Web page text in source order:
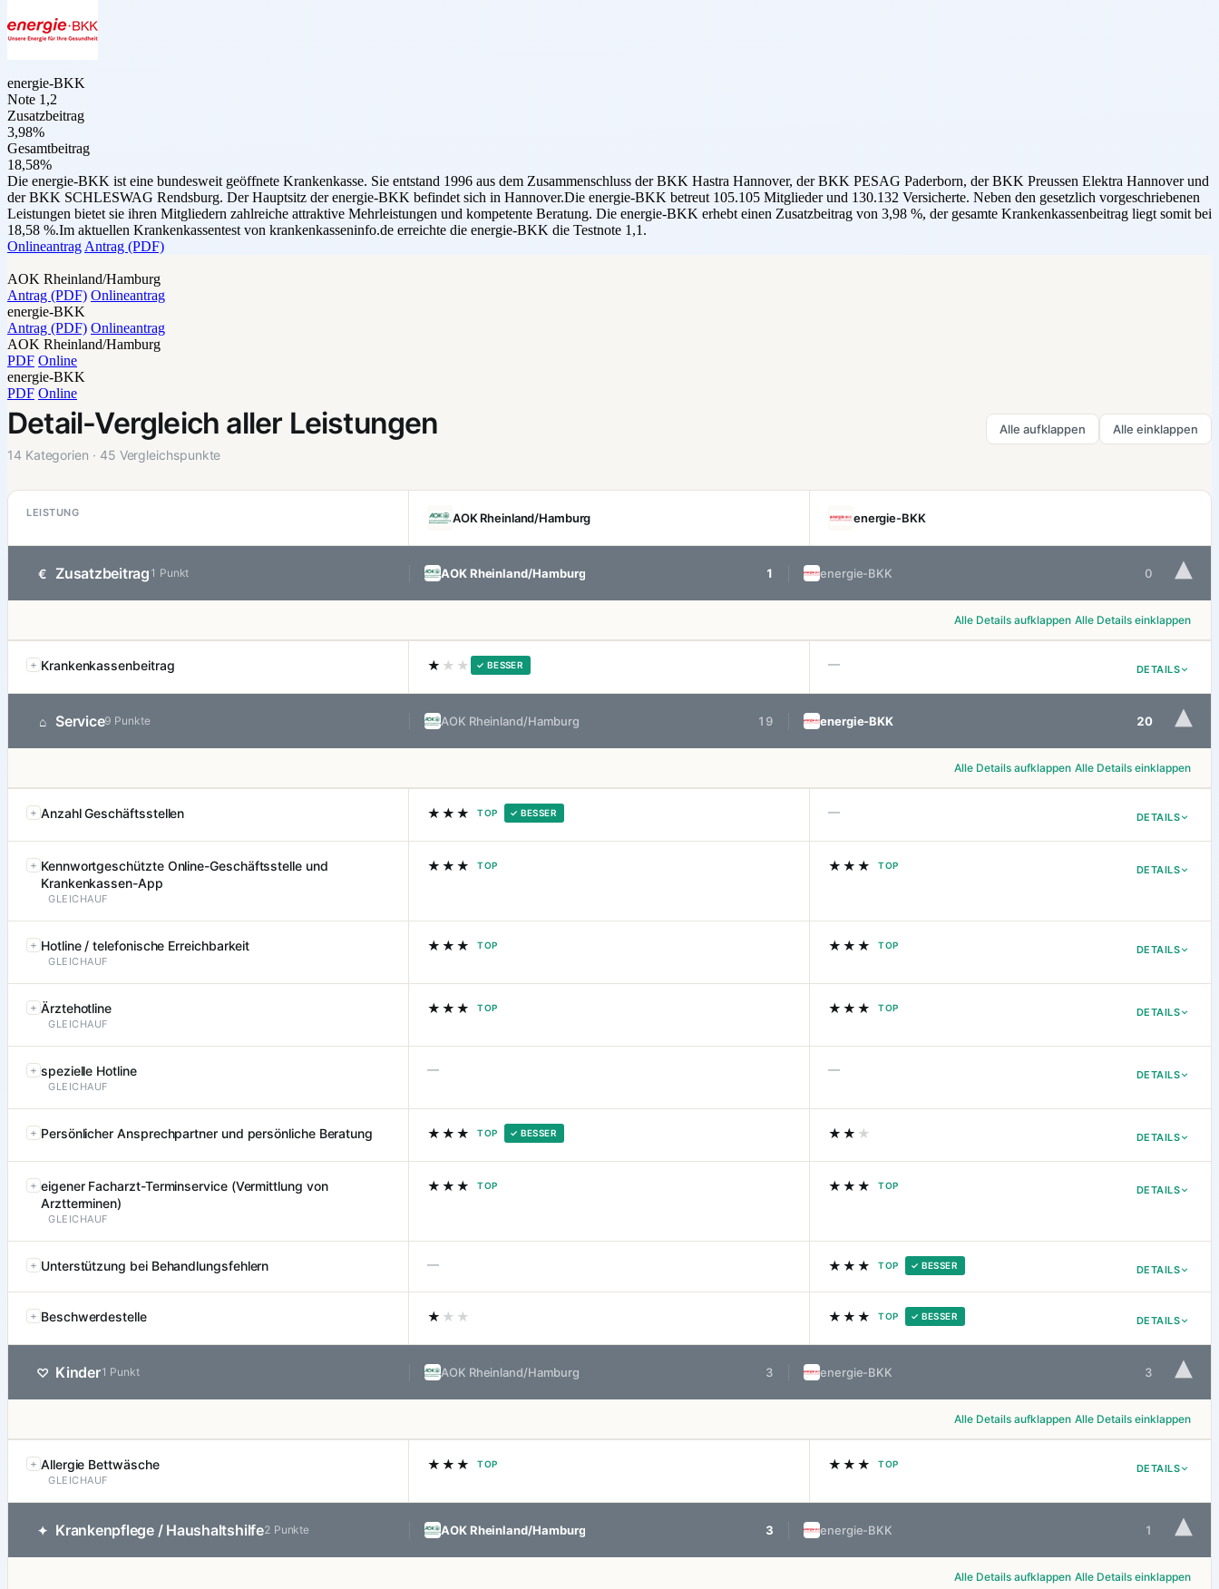
energie-BKK
Note 1,2
Zusatzbeitrag
3,98%
Gesamtbeitrag
18,58%
Die energie-BKK ist eine bundesweit geöffnete Krankenkasse. Sie entstand 1996 aus dem Zusammenschluss der BKK Hastra Hannover, der BKK PESAG Paderborn, der BKK Preussen Elektra Hannover und
der BKK SCHLESWAG Rendsburg. Der Hauptsitz der energie-BKK befindet sich in Hannover.Die energie-BKK betreut 105.105 Mitglieder und 130.132 Versicherte. Neben den gesetzlich vorgeschriebenen
Leistungen bietet sie ihren Mitgliedern zahlreiche attraktive Mehrleistungen und kompetente Beratung. Die energie-BKK erhebt einen Zusatzbeitrag von 3,98 %, der gesamte Krankenkassenbeitrag liegt somit bei
18,58 %.Im aktuellen Krankenkassentest von krankenkasseninfo.de erreichte die energie-BKK die Testnote 1,1.
Onlineantrag Antrag (PDF)
AOK Rheinland/Hamburg
Antrag (PDF) Onlineantrag
energie-BKK
Antrag (PDF) Onlineantrag
AOK Rheinland/Hamburg
PDF Online
energie-BKK
PDF Online
Detail-Vergleich aller Leistungen
14 Kategorien · 45 Vergleichspunkte
Alle aufklappen Alle einklappen
LEISTUNG AOK Rheinland/Hamburg energie-BKK
€ Zusatzbeitrag 1 Punkt AOK Rheinland/Hamburg 1 energie-BKK 0 ▾
Alle Details aufklappen Alle Details einklappen
DETAILS
Krankenkassenbeitrag ★ ★★ ✓ BESSER —
⌂ Service9 Punkte AOK Rheinland/Hamburg 19 energie-BKK 20 ▾
Alle Details aufklappen Alle Details einklappen
DETAILS
Anzahl Geschäftsstellen ★★★ TOP ✓ BESSER —
DETAILS
Kennwortgeschützte Online-Geschäftsstelle und
Krankenkassen-App
GLEICHAUF
★★★ TOP ★★★ TOP
DETAILS
Hotline / telefonische Erreichbarkeit
GLEICHAUF
★★★ TOP ★★★ TOP
DETAILS
Ärztehotline
GLEICHAUF
★★★ TOP ★★★ TOP
DETAILS
spezielle Hotline
GLEICHAUF
— —
DETAILS
Persönlicher Ansprechpartner und persönliche Beratung ★★★ TOP ✓ BESSER ★★ ★
DETAILS
eigener Facharzt-Terminservice (Vermittlung von
Arztterminen)
GLEICHAUF
★★★ TOP ★★★ TOP
DETAILS
Unterstützung bei Behandlungsfehlern — ★★★ TOP ✓ BESSER
DETAILS
Beschwerdestelle ★ ★★ ★★★ TOP ✓ BESSER
♡ Kinder1 Punkt AOK Rheinland/Hamburg 3 energie-BKK 3 ▾
Alle Details aufklappen Alle Details einklappen
DETAILS
Allergie Bettwäsche
GLEICHAUF
★★★ TOP ★★★ TOP
✦ Krankenpflege / Haushaltshilfe2 Punkte AOK Rheinland/Hamburg 3 energie-BKK 1 ▾
Alle Details aufklappen Alle Details einklappen